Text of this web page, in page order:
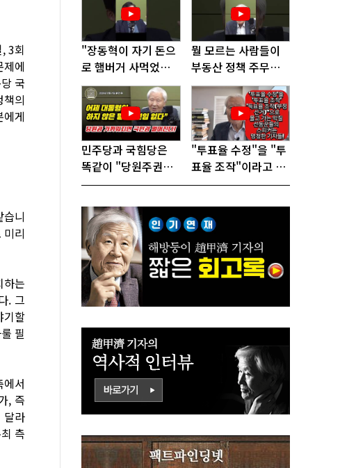
3회
에
국
의
게
니
리
하는
. 그
기할
필
서
, 즉
달라
측
"장동혁이 자기 돈으
로 햄버거 사먹었다
고? 너무 없어 보인
다"
뭘 모르는 사람들이
부동산 정책 주무르
다가 여기까지 왔다!
민주당과 국힘당은
똑같이 "당원주권정
당"으로 전락했다!
"투표율 수정"을 "투
표율 조작"이라고 선
동하는 참 나쁜 사람